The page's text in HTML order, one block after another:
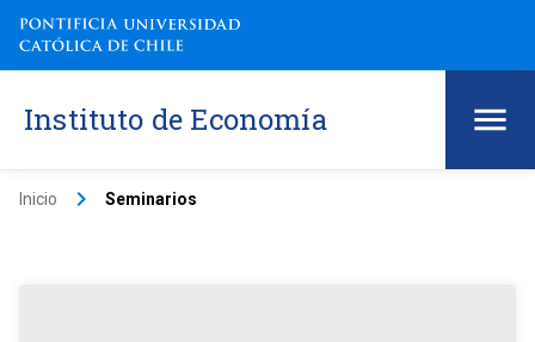
Instituto de Economía
Inicio keyboard_arrow_right Seminarios